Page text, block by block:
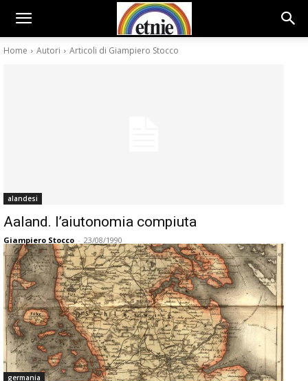
Home Autori Articoli di Giampiero Stocco
alandesi
Aaland. l’aiutonomia compiuta
Giampiero Stocco - 23/08/1990
germania